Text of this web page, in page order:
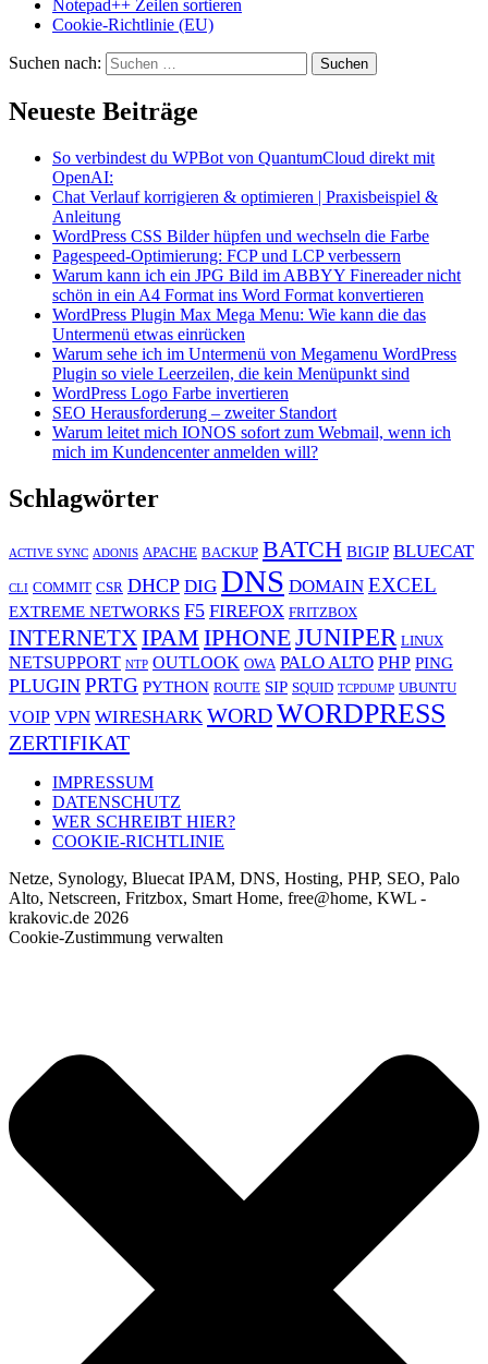
Notepad++ Zeilen sortieren
Cookie-Richtlinie (EU)
Suchen nach:
Neueste Beiträge
So verbindest du WPBot von QuantumCloud direkt mit
OpenAI:
Chat Verlauf korrigieren & optimieren | Praxisbeispiel &
Anleitung
WordPress CSS Bilder hüpfen und wechseln die Farbe
Pagespeed-Optimierung: FCP und LCP verbessern
Warum kann ich ein JPG Bild im ABBYY Finereader nicht
schön in ein A4 Format ins Word Format konvertieren
WordPress Plugin Max Mega Menu: Wie kann die das
Untermenü etwas einrücken
Warum sehe ich im Untermenü von Megamenu WordPress
Plugin so viele Leerzeilen, die kein Menüpunkt sind
WordPress Logo Farbe invertieren
SEO Herausforderung – zweiter Standort
Warum leitet mich IONOS sofort zum Webmail, wenn ich
mich im Kundencenter anmelden will?
Schlagwörter
ACTIVE SYNC ADONIS APACHE BACKUP BATCH BIGIP BLUECAT
CLI COMMIT CSR DHCP DIG DNS DOMAIN EXCEL
EXTREME NETWORKS F5 FIREFOX FRITZBOX
INTERNETXIPAM IPHONEJUNIPER LINUX
NETSUPPORT NTP OUTLOOK OWA PALO ALTO PHP PING
PLUGIN PRTG PYTHON ROUTE SIP SQUID TCPDUMP UBUNTU
VOIP VPN WIRESHARK WORDWORDPRESS
ZERTIFIKAT
IMPRESSUM
DATENSCHUTZ
WER SCHREIBT HIER?
COOKIE-RICHTLINIE
Netze, Synology, Bluecat IPAM, DNS, Hosting, PHP, SEO, Palo
Alto, Netscreen, Fritzbox, Smart Home, free@home, KWL -
krakovic.de 2026
Cookie-Zustimmung verwalten